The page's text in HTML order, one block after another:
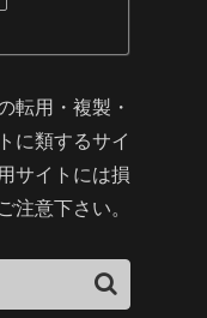
転用・複製・
に類するサイ
サイトには損
注意下さい。